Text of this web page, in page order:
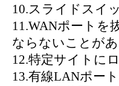
10.スライドスイ
11.WANポートを
ならないことが
12.特定サイトに
13.有線LANポー